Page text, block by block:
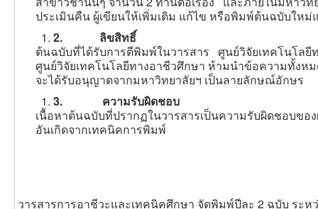
ประเมินคืน ผู้เขียนให้เพิ่มเติม แก้ไข หรือพิมพ์ต้นฉบับให
2. ลิขสิทธิ์
ต้นฉบับที่ได้รับการตีพิมพ์ในวารสาร ศูนย์วิจัยเทคโนโล
ศูนย์วิจัยเทคโนโลยีทางอาชีวศึกษา ห้ามนำข้อความทั้งห
จะได้รับอนุญาตจากมหาวิทยาลัยฯ เป็นลายลักษณ์อักษร
3. ความรับผิดชอบ
เนื้อหาต้นฉบับที่ปรากฏในวารสารเป็นความรับผิดชอบ
อันเกิดจากเทคนิคการพิมพ์
วารสารการอาชีวะและเทคนิคศึกษา จัดพิมพ์ปีละ 2 ฉบับ ระห